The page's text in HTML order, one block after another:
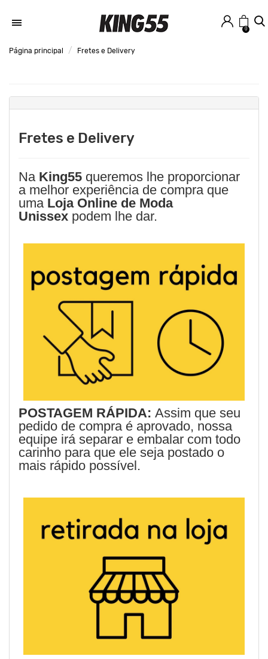
0
Página principal Fretes e Delivery
Fretes e Delivery
Na King55 queremos lhe proporcionar
a melhor experiência de compra que
uma Loja Online de Moda
Unissex podem lhe dar.
POSTAGEM RÁPIDA: Assim que seu
pedido de compra é aprovado, nossa
equipe irá separar e embalar com todo
carinho para que ele seja postado o
mais rápido possível.